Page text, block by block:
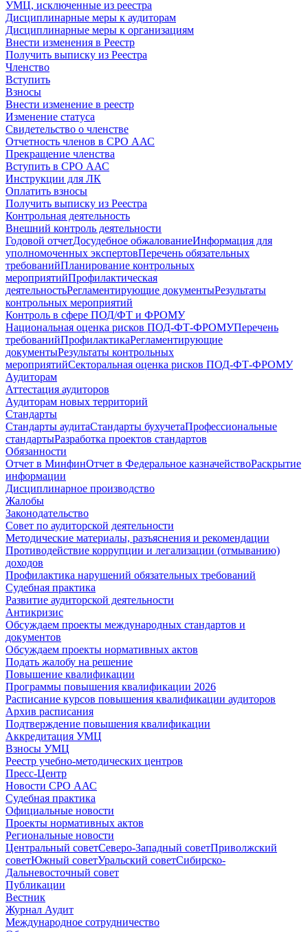
УМЦ, исключенные из реестра
Дисциплинарные меры к аудиторам
Дисциплинарные меры к организациям
Внести изменения в Реестр
Получить выписку из Реестра
Членство
Вступить
Взносы
Внести изменение в реестр
Изменение статуса
Свидетельство о членстве
Отчетность членов в СРО ААС
Прекращение членства
Вступить в СРО ААС
Инструкции для ЛК
Оплатить взносы
Получить выписку из Реестра
Контрольная деятельность
Внешний контроль деятельности
Годовой отчетДосудебное обжалованиеИнформация для
уполномоченных экспертовПеречень обязательных
требованийПланирование контрольных
мероприятийПрофилактическая
деятельностьРегламентирующие документыРезультаты
контрольных мероприятий
Контроль в сфере ПОД/ФТ и ФРОМУ
Национальная оценка рисков ПОД-ФТ-ФРОМУПеречень
требованийПрофилактикаРегламентирующие
документыРезультаты контрольных
мероприятийСекторальная оценка рисков ПОД-ФТ-ФРОМУ
Аудиторам
Аттестация аудиторов
Аудиторам новых территорий
Стандарты
Стандарты аудитаСтандарты бухучетаПрофессиональные
стандартыРазработка проектов стандартов
Обязанности
Отчет в МинфинОтчет в Федеральное казначействоРаскрытие
информации
Дисциплинарное производство
Жалобы
Законодательство
Совет по аудиторской деятельности
Методические материалы, разъяснения и рекомендации
Противодействие коррупции и легализации (отмыванию)
доходов
Профилактика нарушений обязательных требований
Судебная практика
Развитие аудиторской деятельности
Антикризис
Обсуждаем проекты международных стандартов и
документов
Обсуждаем проекты нормативных актов
Подать жалобу на решение
Повышение квалификации
Программы повышения квалификации 2026
Расписание курсов повышения квалификации аудиторов
Архив расписания
Подтверждение повышения квалификации
Аккредитация УМЦ
Взносы УМЦ
Реестр учебно-методических центров
Пресс-Центр
Новости СРО ААС
Судебная практика
Официальные новости
Проекты нормативных актов
Региональные новости
Центральный советСеверо-Западный советПриволжский
советЮжный советУральский советСибирско-
Дальневосточный совет
Публикации
Вестник
Журнал Аудит
Международное сотрудничество